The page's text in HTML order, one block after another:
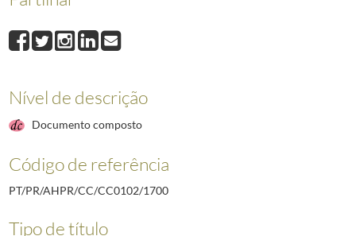
1783 Assessoria para a Comunicação Social
1784 Assessoria para as Relações Internacionais
(...)
5875 Notas Internas1996-03/1997-09-10
Nível de descrição
Documento composto
Código de referência
PT/PR/AHPR/CC/CC0102/1700
Tipo de título